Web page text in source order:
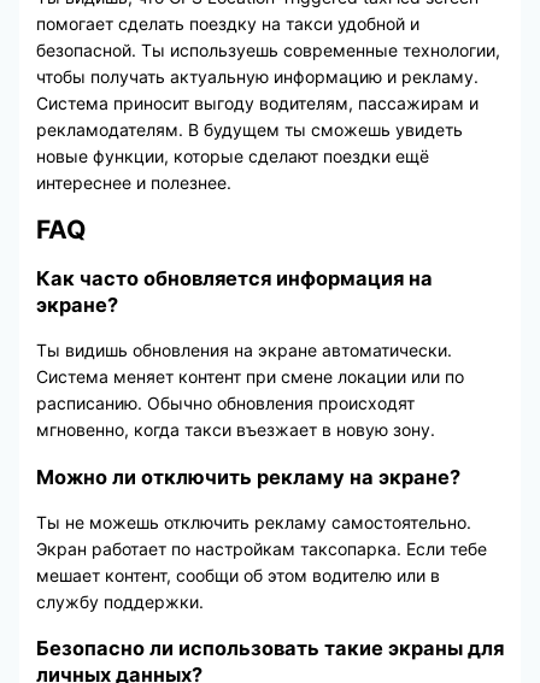
помогает сделать поездку на такси удобной и
безопасной. Ты используешь современные технологии,
чтобы получать актуальную информацию и рекламу.
Система приносит выгоду водителям, пассажирам и
рекламодателям. В будущем ты сможешь увидеть
новые функции, которые сделают поездки ещё
интереснее и полезнее.
FAQ
Как часто обновляется информация на
экране?
Ты видишь обновления на экране автоматически.
Система меняет контент при смене локации или по
расписанию. Обычно обновления происходят
мгновенно, когда такси въезжает в новую зону.
Можно ли отключить рекламу на экране?
Ты не можешь отключить рекламу самостоятельно.
Экран работает по настройкам таксопарка. Если тебе
мешает контент, сообщи об этом водителю или в
службу поддержки.
Безопасно ли использовать такие экраны для
личных данных?